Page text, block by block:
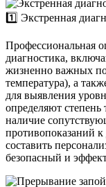
1️⃣ Экстренная
Профессиональная
диагностика,
жизненно важных
температура), а
для выявления
определяют степень
наличие
противопоказаний
составить
безопасный и